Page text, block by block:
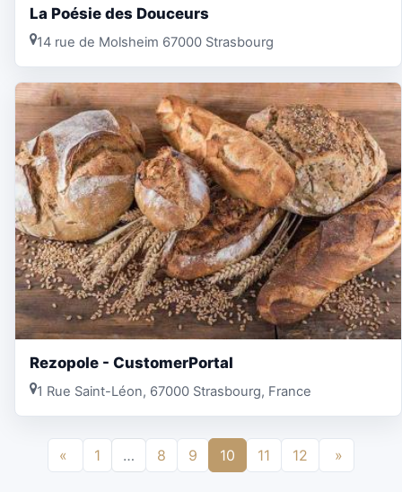
La Poésie des Douceurs
14 rue de Molsheim 67000 Strasbourg
Rezopole - CustomerPortal
1 Rue Saint-Léon, 67000 Strasbourg, France
« 1 … 8 9 10 11 12 »